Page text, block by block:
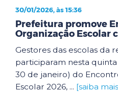
30/01/2026, às 15:36
Prefeitura promove
Organização Escolar
Gestores das escolas da
participaram nesta quinta
30 de janeiro) do
Escolar 2026, ... [saiba